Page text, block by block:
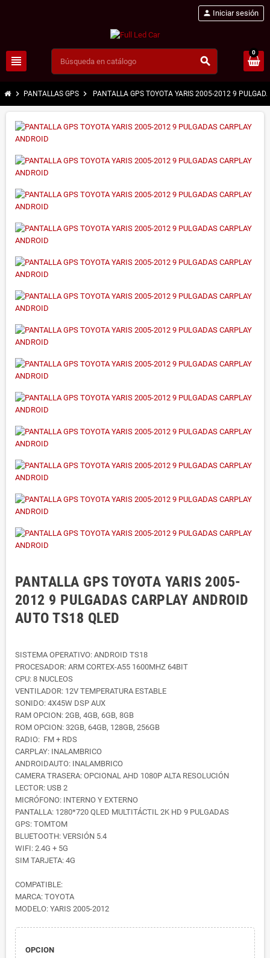
view_headline search
person Iniciar sesión
0
chevron_right PANTALLAS GPS chevron_right PANTALLA GPS TOYOTA YARIS 2005-2012 9
PANTALLA GPS TOYOTA YARIS 2005-
2012 9 PULGADAS CARPLAY ANDROID
AUTO TS18 QLED
SISTEMA OPERATIVO: ANDROID TS18
PROCESADOR: ARM CORTEX-A55 1600MHZ 64BIT
CPU: 8 NUCLEOS
VENTILADOR: 12V TEMPERATURA ESTABLE
SONIDO: 4X45W DSP AUX
RAM OPCION: 2GB, 4GB, 6GB, 8GB
ROM OPCION: 32GB, 64GB, 128GB, 256GB
RADIO: FM + RDS
CARPLAY: INALAMBRICO
ANDROIDAUTO: INALAMBRICO
CAMERA TRASERA: OPCIONAL AHD 1080P ALTA RESOLUCIÓN
LECTOR: USB 2
MICRÓFONO: INTERNO Y EXTERNO
PANTALLA: 1280*720 QLED MULTITÁCTIL 2K HD 9 PULGADAS
GPS: TOMTOM
BLUETOOTH: VERSIÓN 5.4
WIFI: 2.4G + 5G
SIM TARJETA: 4G
COMPATIBLE:
MARCA: TOYOTA
MODELO: YARIS 2005-2012
OPCION